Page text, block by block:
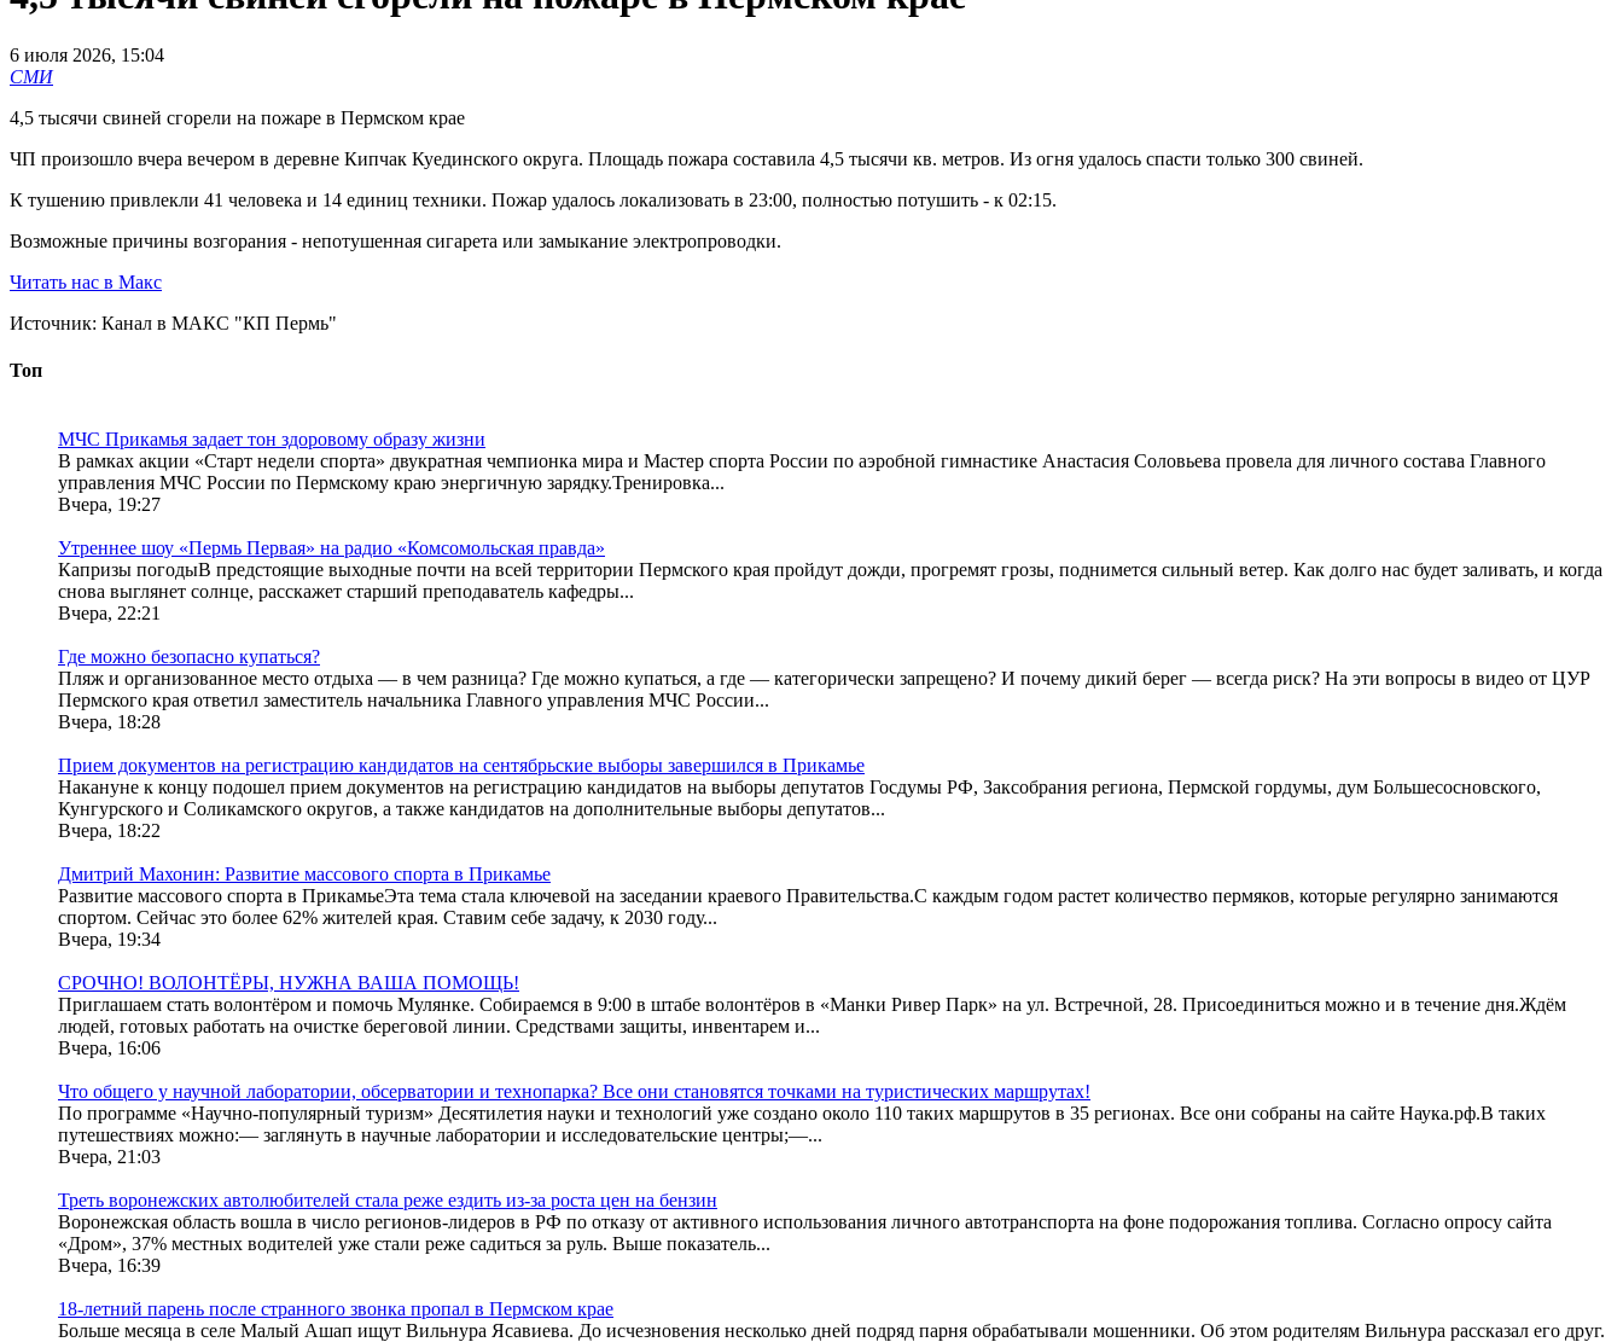
6 июля 2026, 15:04
СМИ
4,5 тысячи свиней сгорели на пожаре в Пермском крае
ЧП произошло вчера вечером в деревне Кипчак Куединского округа. Площадь пожара составила 4,5 тысячи кв. метров. Из огня удалось спасти только 300 свиней.
К тушению привлекли 41 человека и 14 единиц техники. Пожар удалось локализовать в 23:00, полностью потушить - к 02:15.
Возможные причины возгорания - непотушенная сигарета или замыкание электропроводки.
Читать нас в Макс
Источник: Канал в МАКС "КП Пермь"
Топ
МЧС Прикамья задает тон здоровому образу жизни
В рамках акции «Старт недели спорта» двукратная чемпионка мира и Мастер спорта России по аэробной гимнастике Анастасия Соловьева провела для личного состава Главного
управления МЧС России по Пермскому краю энергичную зарядку.Тренировка...
Вчера, 19:27
Утреннее шоу «Пермь Первая» на радио «Комсомольская правда»
Капризы погодыВ предстоящие выходные почти на всей территории Пермского края пройдут дожди, прогремят грозы, поднимется сильный ветер. Как долго нас будет заливать, и когда
снова выглянет солнце, расскажет старший преподаватель кафедры...
Вчера, 22:21
Где можно безопасно купаться?
Пляж и организованное место отдыха — в чем разница? Где можно купаться, а где — категорически запрещено? И почему дикий берег — всегда риск? На эти вопросы в видео от ЦУР
Пермского края ответил заместитель начальника Главного управления МЧС России...
Вчера, 18:28
Прием документов на регистрацию кандидатов на сентябрьские выборы завершился в Прикамье
Накануне к концу подошел прием документов на регистрацию кандидатов на выборы депутатов Госдумы РФ, Заксобрания региона, Пермской гордумы, дум Большесосновского,
Кунгурского и Соликамского округов, а также кандидатов на дополнительные выборы депутатов...
Вчера, 18:22
Дмитрий Махонин: Развитие массового спорта в Прикамье
Развитие массового спорта в ПрикамьеЭта тема стала ключевой на заседании краевого Правительства.С каждым годом растет количество пермяков, которые регулярно занимаются
спортом. Сейчас это более 62% жителей края. Ставим себе задачу, к 2030 году...
Вчера, 19:34
СРОЧНО! ВОЛОНТЁРЫ, НУЖНА ВАША ПОМОЩЬ!
Приглашаем стать волонтёром и помочь Мулянке. Собираемся в 9:00 в штабе волонтёров в «Манки Ривер Парк» на ул. Встречной, 28. Присоединиться можно и в течение дня.Ждём
людей, готовых работать на очистке береговой линии. Средствами защиты, инвентарем и...
Вчера, 16:06
Что общего у научной лаборатории, обсерватории и технопарка? Все они становятся точками на туристических маршрутах!
По программе «Научно-популярный туризм» Десятилетия науки и технологий уже создано около 110 таких маршрутов в 35 регионах. Все они собраны на сайте Наука.рф.В таких
путешествиях можно:— заглянуть в научные лаборатории и исследовательские центры;—...
Вчера, 21:03
Треть воронежских автолюбителей стала реже ездить из-за роста цен на бензин
Воронежская область вошла в число регионов-лидеров в РФ по отказу от активного использования личного автотранспорта на фоне подорожания топлива. Согласно опросу сайта
«Дром», 37% местных водителей уже стали реже садиться за руль. Выше показатель...
Вчера, 16:39
18-летний парень после странного звонка пропал в Пермском крае
Больше месяца в селе Малый Ашап ищут Вильнура Ясавиева. До исчезновения несколько дней подряд парня обрабатывали мошенники. Об этом родителям Вильнура рассказал его друг.